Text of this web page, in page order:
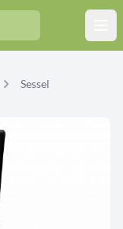
Sessel